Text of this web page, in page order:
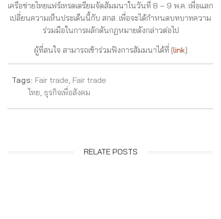
เครือข่ายไทยแฟร์เทรดเตรียมจัดสัมมนาในวันที่ 8 – 9 พ.ค. เพื่อแลก
เปลี่ยนความเห็นประเด็นนี้กับ สกส. เพื่อจะได้กำหนดบทบาทความ
ร่วมมือในการผลักดันกฏหมายดังกล่าวต่อไป
ผู้ที่สนใจ สามารถเข้าร่วมฟังการสัมมนาได้ที่ [link]
Tags: Fair trade, Fair trade
ไทย, ธุรกิจเพื่อสังคม
RELATE POSTS